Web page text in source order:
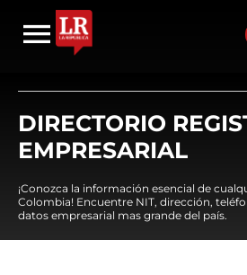
DIRECTORIO
EMPRESARIAL
¡Conozca la información esencial de
Colombia! Encuentre NIT, dirección,
datos empresarial mas grande del país.